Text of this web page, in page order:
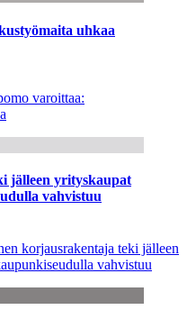
uhkaa
varoittaa:
jälleen yrityskaupat
vahvistuu
korjausrakentaja teki jälleen
vahvistuu